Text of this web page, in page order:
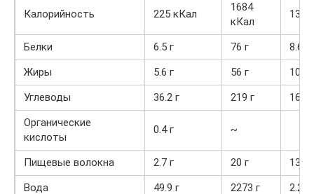
Калорийность 225 кКал
1684
кКал
Белки 6.5 г 76 г
8.6%
Жиры
5.6 г 56 г
10%
Углеводы
36.2 г 219 г
Органические
кислоты
0.4 г ~
Пищевые волокна 2.7 г 20 г
Вода
49.9 г 2273 г
2.2%